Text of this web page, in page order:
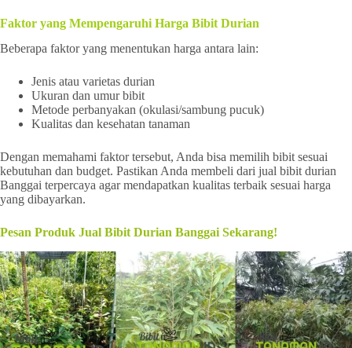
Faktor yang Mempengaruhi Harga Bibit Durian
Beberapa faktor yang menentukan harga antara lain:
Jenis atau varietas durian
Ukuran dan umur bibit
Metode perbanyakan (okulasi/sambung pucuk)
Kualitas dan kesehatan tanaman
Dengan memahami faktor tersebut, Anda bisa memilih bibit sesuai
kebutuhan dan budget. Pastikan Anda membeli dari jual bibit durian
Banggai terpercaya agar mendapatkan kualitas terbaik sesuai harga
yang dibayarkan.
Pesan Produk Jual Bibit Durian Banggai Sekarang!